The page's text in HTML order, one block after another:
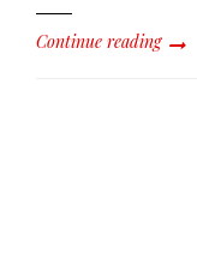
Continue reading